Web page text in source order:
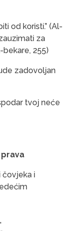
od koristi.” (Al-
za
255)
zadovoljan
tvoj neće
čovjeka i